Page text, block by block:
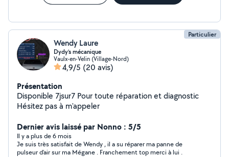
Particulier
Wendy Laure
Dydy’s mécanique
Vaulx-en-Velin (Village-Nord)
4,9/5 (20 avis)
Présentation
Disponible 7jsur7 Pour toute réparation et diagnostic
Hésitez pas à m'appeler
Dernier avis laissé par Nonno : 5/5
Il y a plus de 6 mois
Je suis très satisfait de Wendy , il a su réparer ma panne de
pulseur d’air sur ma Mégane . Franchement top merci à lui .